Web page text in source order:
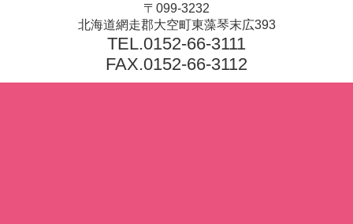
〒099-3232
北海道網走郡大空町東藻琴末広393
TEL.0152-66-3111
FAX.0152-66-3112